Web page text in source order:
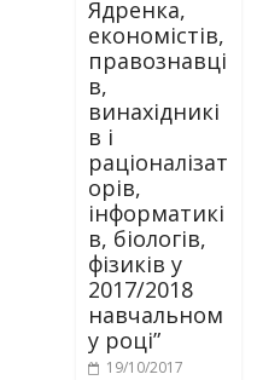
Ядренка,
економістів,
правознавці
в,
винахідникі
в і
раціоналізат
орів,
інформатикі
в, біологів,
фізиків у
2017/2018
навчальном
у році”
19/10/2017